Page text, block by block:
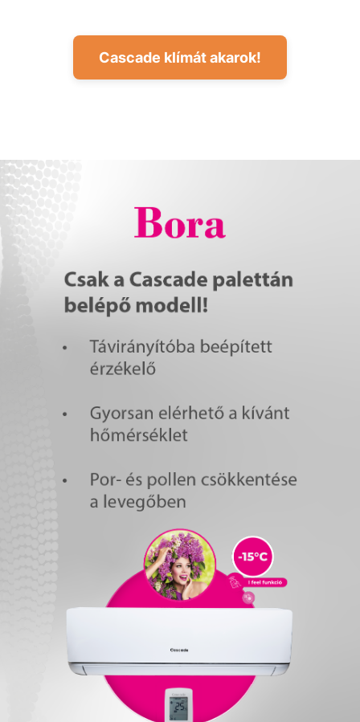
Cascade klímát akarok!